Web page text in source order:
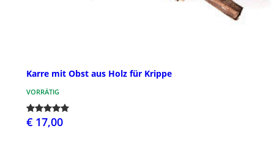
Karre mit Obst aus Holz für Krippe
VORRÄTIG
€ 17,00